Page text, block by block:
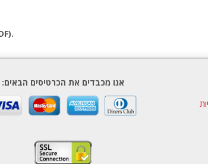
אנו מכבדים את הכרטיסים הבאים: